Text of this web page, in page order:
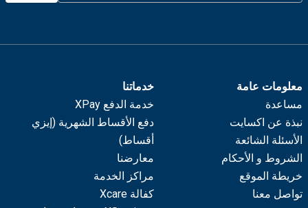
معلومات عامة
مساعدة
نبذة عن اكسايت
الأسئلة الشائعة
الشروط و الأحكام
خريطة الموقع
تواصل معنا
خدماتنا
خدمة الدفع XPay
دفع الأقساط الشهرية (إيزي
أقساط)
معارضنا
مراكز الخدمة
كفالة Xcare